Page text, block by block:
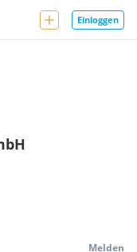
Einloggen
Melden